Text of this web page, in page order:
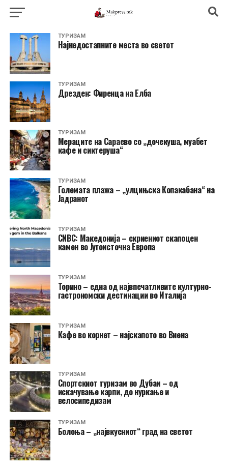
ТУРИЗАМ
Најнедостапните места во светот
ТУРИЗАМ
Дрезден: Фиренца на Елба
ТУРИЗАМ
Мераците на Сараево со „дочекуша, муабет
кафe и сиктеруша“
ТУРИЗАМ
Големата плажа – „улцињска Копакабана“ на
Јадранот
ТУРИЗАМ
CNBC: Македонија – скриениот скапоцен
камен во Југоисточна Европа
ТУРИЗАМ
Торино – една од највпечатливите културно-
гастрономски дестинации во Италија
ТУРИЗАМ
Кафе во корнет – најскапото во Виена
ТУРИЗАМ
Спортскиот туризам во Дубаи – од
искачување карпи, до нуркање и
велосипедизам
ТУРИЗАМ
Болоња – „највкусниот“ град на светот